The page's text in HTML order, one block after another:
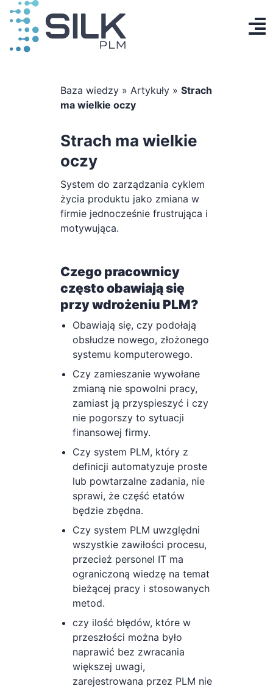
Przejdź
do
zawartości
Produkt
Baza wiedzy
Baza wiedzy» Artykuły» Strach
ma wielkie oczy
Strach ma wielkie
oczy
System do zarządzania cyklem
życia produktu jako zmiana w
firmie jednocześnie frustrująca i
motywująca.
Czego pracownicy
często obawiają się
przy wdrożeniu PLM?
Obawiają się, czy podołają
obsłudze nowego, złożonego
systemu komputerowego.
Czy zamieszanie wywołane
zmianą nie spowolni pracy,
zamiast ją przyspieszyć i czy
nie pogorszy to sytuacji
finansowej firmy.
Czy system PLM, który z
definicji automatyzuje proste
lub powtarzalne zadania, nie
sprawi, że część etatów
będzie zbędna.
Czy system PLM uwzględni
wszystkie zawiłości procesu,
przecież personel IT ma
ograniczoną wiedzę na temat
bieżącej pracy i stosowanych
metod.
czy ilość błędów, które w
przeszłości można było
naprawić bez zwracania
większej uwagi,
zarejestrowana przez PLM nie